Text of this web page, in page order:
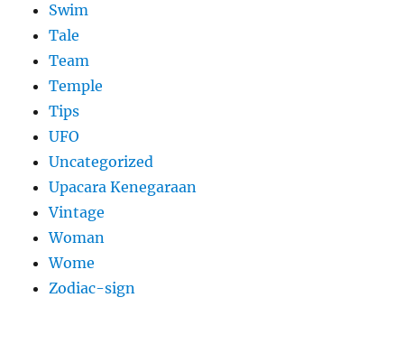
Swim
Tale
Team
Temple
Tips
UFO
Uncategorized
Upacara Kenegaraan
Vintage
Woman
Wome
Zodiac-sign